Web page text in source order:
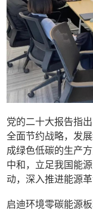
党的二十大报告指
全面节约战略，发
成绿色低碳的生产
中和，立足我国能
动，深入推进能源革
启迪环境零碳能源